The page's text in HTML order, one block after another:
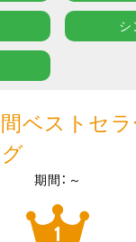
シ
ベストセ
期間：～